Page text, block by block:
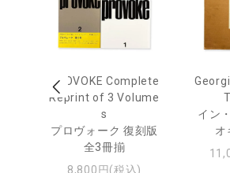
PROVOKE Complete
Reprint of 3 Volume
s
プロヴォーク 復刻版
全3冊揃
8,800円(税込)
イン
オ